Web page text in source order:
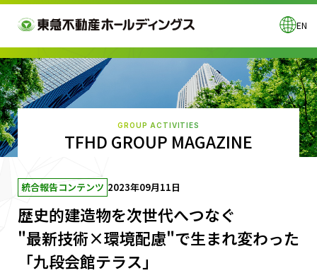
EN
GROUP ACTIVITIES
TFHD GROUP MAGAZINE
統合報告コンテンツ 2023年09月11日
歴史的建造物を次世代へつなぐ
"最新技術×環境配慮"で生まれ変わった
「九段会館テラス」